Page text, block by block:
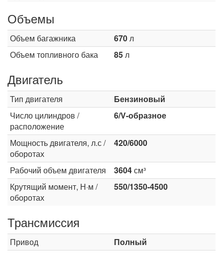
Объемы
Объем багажника 670л
Объем топливного бака
85л
Двигатель
Тип двигателя
Бензиновый
Число цилиндров /
расположение
6/V-образное
Мощность двигателя, л.с /
оборотах
420/6000
Рабочий объем двигателя 3604см³
Крутящий момент, Н·м /
оборотах
550/1350-4500
Трансмиссия
Привод
Полный